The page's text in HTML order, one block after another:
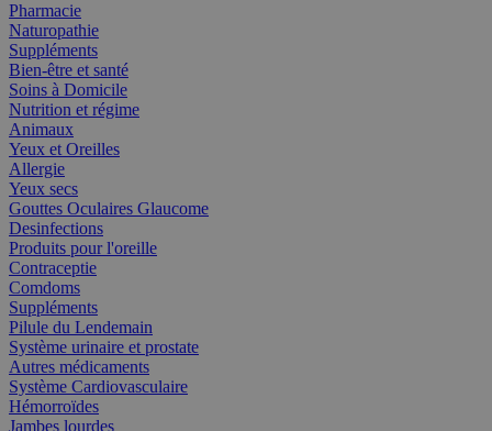
Pharmacie
Naturopathie
Suppléments
Bien-être et santé
Soins à Domicile
Nutrition et régime
Animaux
Yeux et Oreilles
Allergie
Yeux secs
Gouttes Oculaires Glaucome
Desinfections
Produits pour l'oreille
Contraceptie
Comdoms
Suppléments
Pilule du Lendemain
Système urinaire et prostate
Autres médicaments
Système Cardiovasculaire
Hémorroïdes
Jambes lourdes